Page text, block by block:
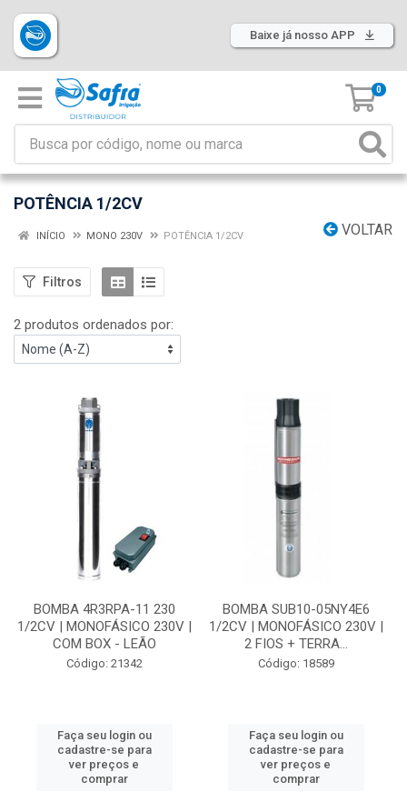
Baixe já nosso APP
0
POTÊNCIA 1/2CV
VOLTAR
INÍCIO MONO 230V POTÊNCIA 1/2CV
Filtros
2 produtos ordenados por:
BOMBA 4R3RPA-11 230
1/2CV | MONOFÁSICO 230V |
COM BOX - LEÃO
Código: 21342
Faça seu login ou
cadastre-se para
ver preços e
comprar
BOMBA SUB10-05NY4E6
1/2CV | MONOFÁSICO 230V |
2 FIOS + TERRA...
Código: 18589
Faça seu login ou
cadastre-se para
ver preços e
comprar